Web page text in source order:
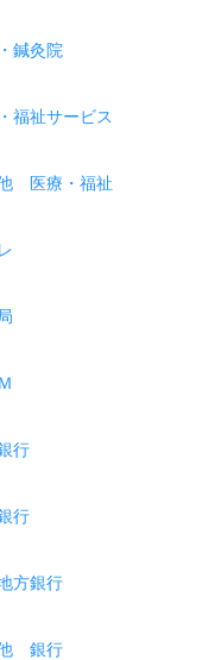
鍼灸院
福祉サービス
医療・福祉
行
行
方銀行
他 銀行